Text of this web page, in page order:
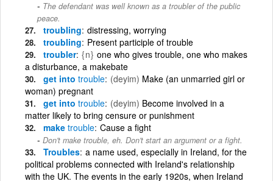
The defendant was well known as a troubler of the public
peace.
troubling distressing, worrying
troubling Present participle of trouble
troubler {n} one who gives trouble, one who makes
a disturbance, a makebate
get into trouble (deyim) Make (an unmarried girl or
woman) pregnant
get into trouble (deyim) Become involved in a
matter likely to bring censure or punishment
make trouble Cause a fight
Don't make trouble, eh. Don't start an argument or a fight.
Troubles a name used, especially in Ireland, for the
political problems connected with Ireland's relationship
with the UK. The events in the early 1920s, when Ireland